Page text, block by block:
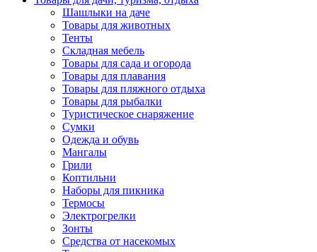
Шашлыки на даче
Товары для животных
Тенты
Складная мебель
Товары для сада и огорода
Товары для плавания
Товары для пляжного отдыха
Товары для рыбалки
Туристическое снаряжение
Сумки
Одежда и обувь
Мангалы
Грили
Коптильни
Наборы для пикника
Термосы
Электрогрелки
Зонты
Средства от насекомых